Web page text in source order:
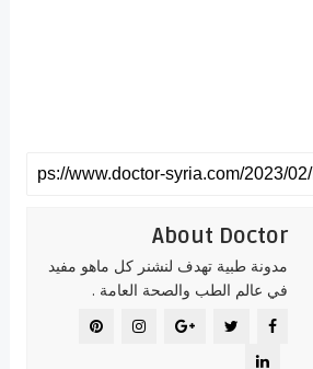
About Doctor
مدونة طبية تهدف لنشنر كل ماهو مفيد
في عالم الطب والصحة العامة .